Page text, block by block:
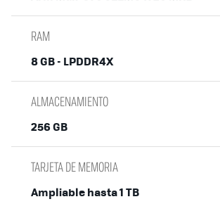
RAM
8 GB - LPDDR4X
ALMACENAMIENTO
256 GB
TARJETA DE MEMORIA
Ampliable hasta 1 TB